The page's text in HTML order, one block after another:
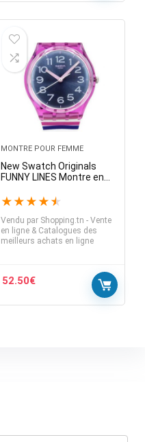
MONTRE POUR FEMME
New Swatch Originals
FUNNY LINES Montre en
femme 34 mm GP153 70 $
★ ★ ★ ★ ★
Vendu parShopping.tn - Vente
en ligne & Catalogues des
meilleurs achats en ligne
52.50€